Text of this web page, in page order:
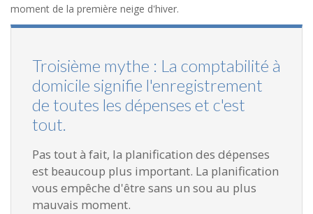
moment de la première neige d'hiver.
Troisième mythe : La comptabilité à
domicile signifie l'enregistrement
de toutes les dépenses et c'est
tout.
Pas tout à fait, la planification des dépenses
est beaucoup plus important. La planification
vous empêche d'être sans un sou au plus
mauvais moment.